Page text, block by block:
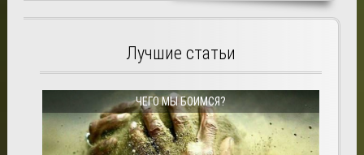
Лучшие статьи
ЧЕГО МЫ БОИМСЯ?